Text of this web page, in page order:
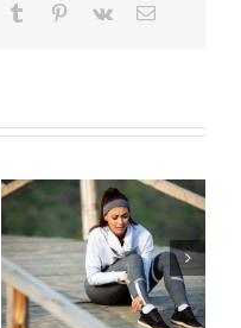
Tumblr Pinterest
Vk Email
Treniraj pametno: Kako
da izbegneš povrede i
ostaneš u top formi